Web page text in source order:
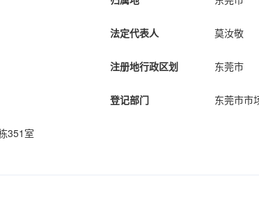
法定代表人 莫汝敬
注册地行政区划 东莞市
登记部门 东莞市市
351室